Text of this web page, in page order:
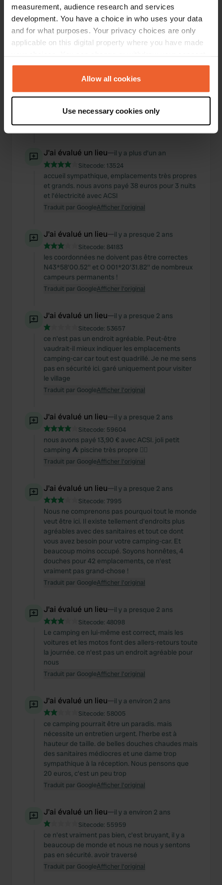
measurement, audience research and services
development. You have a choice in who uses your data
and for what purposes. Your privacy choices are only
applicable on this digital property where you have made
any time from the Cookie Declaration or by clicking on
the Privacy trigger icon.
Collect information about your geographical location
which can be accurate to within several meters
specific characteristics (fingerprinting)
Find out more about how your personal data is processed
and set your preferences in thedetails section.
We use cookies to personalise content and ads, to
provide social media features and to analyse our traffic.
our social media, advertising and analytics partners who
may combine it with other information that you’ve
provided to them or that they’ve collected from your use
of their services.
Allow all cookies
Use necessary cookies only
avons encore trouvé dans le camping-car sur les
fenêtres. Je soupçonne qu’il y a une épidémie là-
bas.
Traduit par GoogleAfficher l'original
Sitecode: 14396
Pour payer, vous devez utiliser l'application Osana
Territori Camper. Vous pouvez l'utiliser pour
nord de l'Espagne
Traduit par GoogleAfficher l'original
J'ai évalué un lieu—il y a plus d’un an
Sitecode: 13524
accueil sympathique, emplacements très propres
et grands. nous avons payé 38 euros pour 3 nuits
et l'électricité avec ACSI
Traduit par GoogleAfficher l'original
J'ai évalué un lieu—il y a presque 2 ans
Sitecode: 84183
les coordonnées ne doivent pas être correctes
N43*58'00.52'' et O 001*20'31.82'' de nombreux
campeurs permanents !
Traduit par GoogleAfficher l'original
J'ai évalué un lieu—il y a presque 2 ans
Sitecode: 53657
ce n'est pas un endroit agréable. Peut-être
vaudrait-il mieux indiquer les emplacements
camping-car car tout est quadrillé. Je ne me sens
pas en sécurité ici. garé uniquement pour visiter
le village
Traduit par GoogleAfficher l'original
J'ai évalué un lieu—il y a presque 2 ans
Sitecode: 59604
nous avons payé 13,90 € avec ACSI. joli petit
camping ⛺️ piscine très propre 🏊‍♀️
Traduit par GoogleAfficher l'original
J'ai évalué un lieu—il y a presque 2 ans
Sitecode: 7995
Nous ne comprenons pas pourquoi tout le monde
veut être ici. Il existe tellement d'endroits plus
agréables avec des sanitaires et tout ce dont
vous avez besoin pour votre camping-car. Et
beaucoup moins occupé. Soyons honnêtes, 4
douches pour 42 emplacements, ce n'est
vraiment pas grand-chose !
Traduit par GoogleAfficher l'original
J'ai évalué un lieu—il y a presque 2 ans
Sitecode: 48098
Le camping en lui-même est correct, mais les
voitures et les motos font des allers-retours toute
la journée. ce n'est pas un endroit agréable pour
nous
Traduit par GoogleAfficher l'original
J'ai évalué un lieu—il y a environ 2 ans
Sitecode: 58005
ce camping pourrait être un paradis. mais
nécessite un entretien urgent. l'herbe est à
hauteur de taille. de belles douches chaudes mais
des sanitaires médiocres et une dame trop
sympathique à la réception. Nous pensons que
20 euros, c'est un peu trop
Traduit par GoogleAfficher l'original
J'ai évalué un lieu—il y a environ 2 ans
Sitecode: 55959
ce n'est vraiment pas bien, c'est bruyant, il y a
beaucoup de monde et nous ne nous y sentons
pas en sécurité. avoir traversé
Traduit par GoogleAfficher l'original